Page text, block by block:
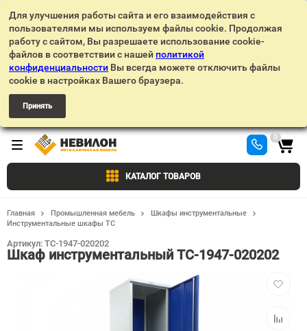
Для улучшения работы сайта и его взаимодействия с
пользователями мы используем файлы cookie. Продолжая
работу с сайтом, Вы разрешаете использование cookie-
файлов в соответствии с нашей политикой
конфиденциальности Вы всегда можете отключить файлы
cookie в настройках Вашего браузера.
Принять
КАТАЛОГ ТОВАРОВ
0
Главная Промышленная мебель
Шкафы инструментальные
Инструментальные шкафы TC
Шкаф инструментальный TC-1947-020202
Артикул: TC-1947-020202